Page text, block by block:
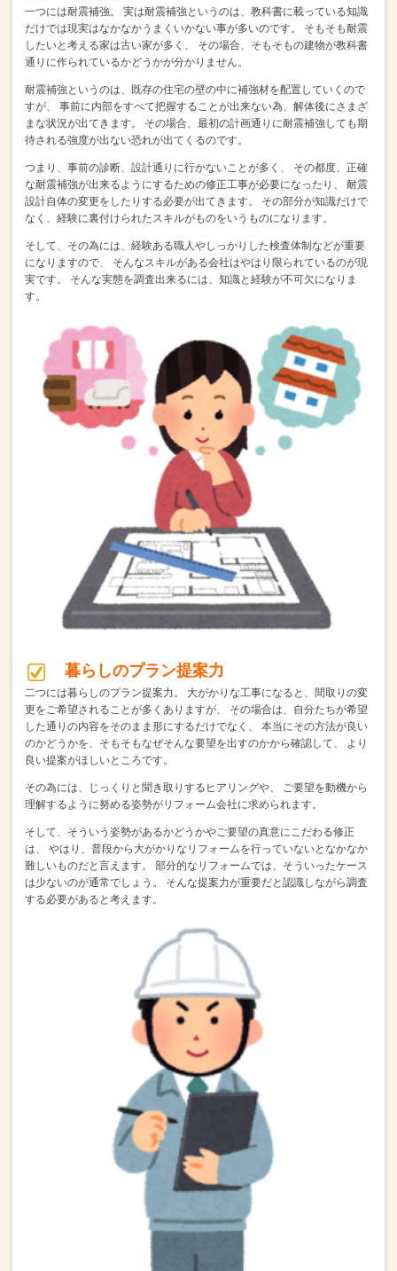
一つには耐震補強。
実は耐震補強というのは、教科書に載っている知識
だけでは現実はなかなかうまくいかない事が多いのです。
そもそも耐震
したいと考える家は古い家が多く、
その場合、そもそもの建物が教科書
通りに作られているかどうかが分かりません。
耐震補強というのは、既存の住宅の壁の中に補強材を配置していくので
すが、
事前に内部をすべて把握することが出来ない為、解体後にさまざ
まな状況が出てきます。
その場合、最初の計画通りに耐震補強しても期
待される強度が出ない恐れが出てくるのです。
つまり、事前の診断、設計通りに行かないことが多く、
その都度、正確
な耐震補強が出来るようにするための修正工事が必要になったり、
耐震
設計自体の変更をしたりする必要が出てきます。
その部分が知識だけで
なく、経験に裏付けられたスキルがものをいうものになります。
そして、その為には、経験ある職人やしっかりした検査体制などが重要
になりますので、
そんなスキルがある会社はやはり限られているのが現
実です。
そんな実態を調査出来るには、知識と経験が不可欠になりま
す。
暮らしのプラン提案力
二つには暮らしのプラン提案力。
大がかりな工事になると、間取りの変
更をご希望されることが多くありますが、
その場合は、自分たちが希望
した通りの内容をそのまま形にするだけでなく、
本当にその方法が良い
のかどうかを、そもそもなぜそんな要望を出すのかから確認して、
より
良い提案がほしいところです。
その為には、じっくりと聞き取りするヒアリングや、
ご要望を動機から
理解するように努める姿勢がリフォーム会社に求められます。
そして、そういう姿勢があるかどうかやご要望の真意にこだわる修正
は、
やはり、普段から大がかりなリフォームを行っていないとなかなか
難しいものだと言えます。
部分的なリフォームでは、そういったケース
は少ないのが通常でしょう。
そんな提案力が重要だと認識しながら調査
する必要があると考えます。